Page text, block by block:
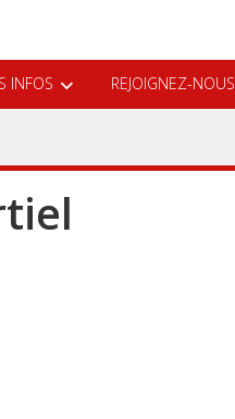
INFOS REJOIGNEZ-NOUS